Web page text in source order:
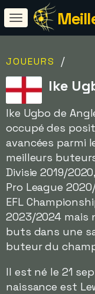
JOUEURS /
Ike
Ike Ugbo de
occupé des
avancées parmi
meilleurs
Divisie 2019/
Pro League
EFL
2023/2024 mais
buts dans une
buteur du
Il est né le 21
naissance est